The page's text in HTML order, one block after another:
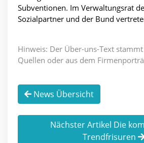
Subventionen. Im Verwaltungsrat
Sozialpartner und der Bund
Hinweis: Der Über-uns-Text
Quellen oder aus dem
News Übersicht
Nächster Artikel Die
Trendfrisuren